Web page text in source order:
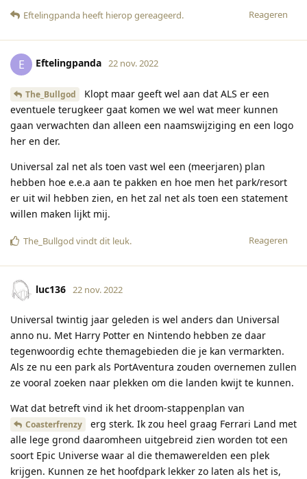
Reageren
Eftelingpanda heeft hierop gereageerd.
E Eftelingpanda 22 nov. 2022
The_Bullgod
Klopt maar geeft wel aan dat ALS er een
eventuele terugkeer gaat komen we wel wat meer kunnen
gaan verwachten dan alleen een naamswijziging en een logo
her en der.
Universal zal net als toen vast wel een (meerjaren) plan
hebben hoe e.e.a aan te pakken en hoe men het park/resort
er uit wil hebben zien, en het zal net als toen een statement
willen maken lijkt mij.
Reageren
The_Bullgod vindt dit leuk.
luc136 22 nov. 2022
Universal twintig jaar geleden is wel anders dan Universal
anno nu. Met Harry Potter en Nintendo hebben ze daar
tegenwoordig echte themagebieden die je kan vermarkten.
Als ze nu een park als PortAventura zouden overnemen zullen
ze vooral zoeken naar plekken om die landen kwijt te kunnen.
Wat dat betreft vind ik het droom-stappenplan van
Coasterfrenzy
erg sterk. Ik zou heel graag Ferrari Land met
alle lege grond daaromheen uitgebreid zien worden tot een
soort Epic Universe waar al die themawerelden een plek
krijgen. Kunnen ze het hoofdpark lekker zo laten als het is,